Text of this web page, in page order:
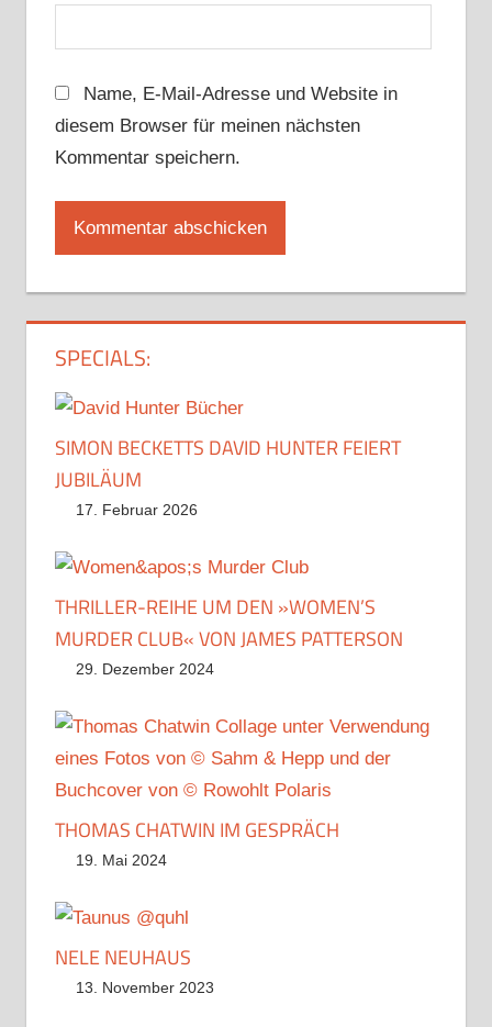
Name, E-Mail-Adresse und Website in
diesem Browser für meinen nächsten
Kommentar speichern.
SPECIALS:
SIMON BECKETTS DAVID HUNTER FEIERT
JUBILÄUM
17. Februar 2026
THRILLER-REIHE UM DEN »WOMEN’S
MURDER CLUB« VON JAMES PATTERSON
29. Dezember 2024
THOMAS CHATWIN IM GESPRÄCH
19. Mai 2024
NELE NEUHAUS
13. November 2023